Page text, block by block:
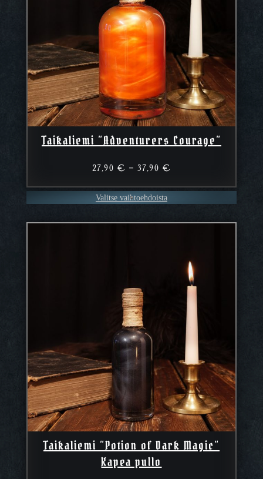
Taikaliemi ”Adventurers Courage”
27,90 € – 37,90 €
–
37,90 €
Valitse vaihtoehdoista
Taikaliemi ”Potion of Dark Magic”
Kapea pullo